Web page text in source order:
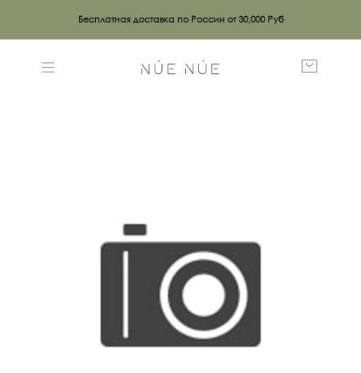
Бесплатная доставка по России от 30,000 Руб